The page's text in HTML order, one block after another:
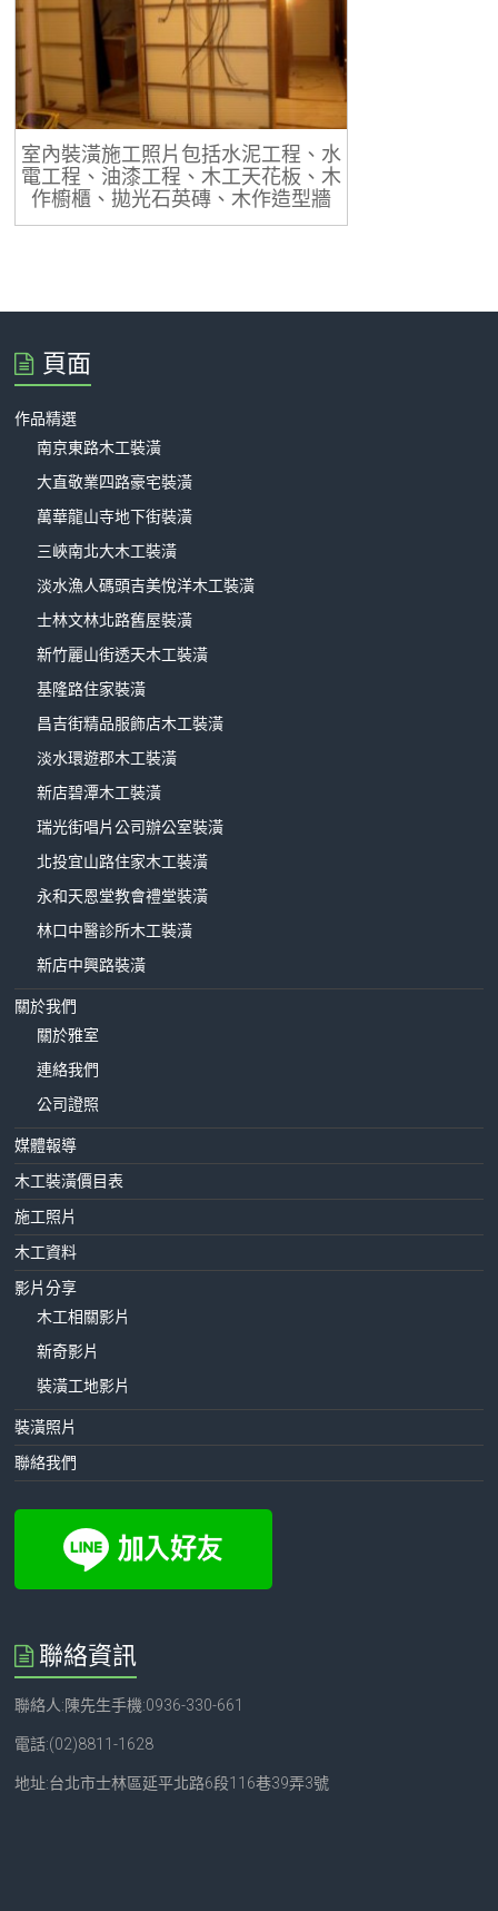
室內裝潢施工照片包括水泥工程、水
電工程、油漆工程、木工天花板、木
作櫥櫃、拋光石英磚、木作造型牆
頁面
作品精選
南京東路木工裝潢
大直敬業四路豪宅裝潢
萬華龍山寺地下街裝潢
三峽南北大木工裝潢
淡水漁人碼頭吉美悅洋木工裝潢
士林文林北路舊屋裝潢
新竹麗山街透天木工裝潢
基隆路住家裝潢
昌吉街精品服飾店木工裝潢
淡水環遊郡木工裝潢
新店碧潭木工裝潢
瑞光街唱片公司辦公室裝潢
北投宜山路住家木工裝潢
永和天恩堂教會禮堂裝潢
林口中醫診所木工裝潢
新店中興路裝潢
關於我們
關於雅室
連絡我們
公司證照
媒體報導
木工裝潢價目表
施工照片
木工資料
影片分享
木工相關影片
新奇影片
裝潢工地影片
裝潢照片
聯絡我們
聯絡資訊
聯絡人:陳先生手機:0936-330-661
電話:(02)8811-1628
地址:台北市士林區延平北路6段116巷39弄3號